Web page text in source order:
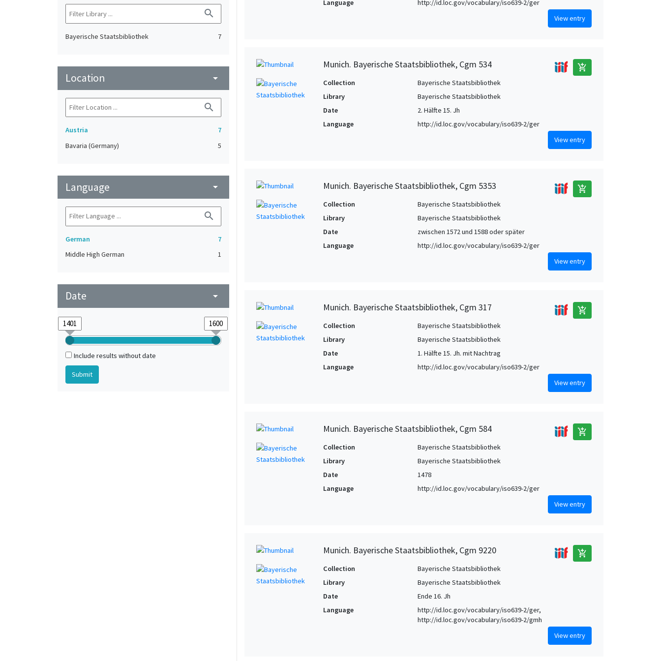
search
Bayerische Staatsbibliothek 7
Location arrow_drop_down
search
Austria
7
Bavaria (Germany)
5
Language arrow_drop_down
search
German
7
Middle High German
1
Date arrow_drop_down
Include results without date
Language
http://id.loc.gov/vocabulary/iso639-2/ger
View entry
Munich. Bayerische Staatsbibliothek, Cgm 534 add_shopping_cart
Collection
Bayerische Staatsbibliothek
Library
Bayerische Staatsbibliothek
Date
2. Hälfte 15. Jh
Language
http://id.loc.gov/vocabulary/iso639-2/ger
View entry
Munich. Bayerische Staatsbibliothek, Cgm 5353 add_shopping_cart
Collection
Bayerische Staatsbibliothek
Library
Bayerische Staatsbibliothek
Date
zwischen 1572 und 1588 oder später
Language
http://id.loc.gov/vocabulary/iso639-2/ger
View entry
Munich. Bayerische Staatsbibliothek, Cgm 317 add_shopping_cart
Collection
Bayerische Staatsbibliothek
Library
Bayerische Staatsbibliothek
Date
1. Hälfte 15. Jh. mit Nachtrag
Language
http://id.loc.gov/vocabulary/iso639-2/ger
View entry
Munich. Bayerische Staatsbibliothek, Cgm 584 add_shopping_cart
Collection
Bayerische Staatsbibliothek
Library
Bayerische Staatsbibliothek
Date
1478
Language
http://id.loc.gov/vocabulary/iso639-2/ger
View entry
Munich. Bayerische Staatsbibliothek, Cgm 9220 add_shopping_cart
Collection
Bayerische Staatsbibliothek
Library
Bayerische Staatsbibliothek
Date
Ende 16. Jh
Language
http://id.loc.gov/vocabulary/iso639-2/ger,
http://id.loc.gov/vocabulary/iso639-2/gmh
View entry